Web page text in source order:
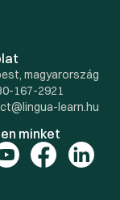
magyarország
167-2921
learn.hu
minket